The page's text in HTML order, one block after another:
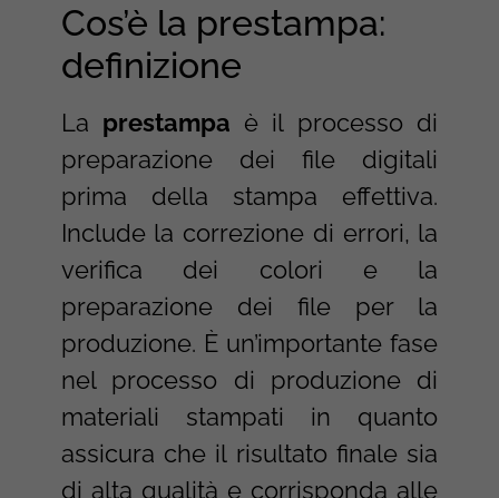
Cos’è la prestampa:
definizione
La prestampa è il processo di
preparazione dei file digitali
prima della stampa effettiva.
Include la correzione di errori, la
verifica dei colori e la
preparazione dei file per la
produzione. È un’importante fase
nel processo di produzione di
materiali stampati in quanto
assicura che il risultato finale sia
di alta qualità e corrisponda alle